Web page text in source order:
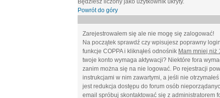
Będziesz liczony jako użytkownik ukryty.
Powrót do góry
Zarejestrowałem się ale nie mogę się zalogować!
Na początek sprawdź czy wpisujesz poprawny
funkcje COPPA i kliknąłeś odnośnik Mam mniej niż
twoje konto wymaga aktywacji? Niektóre fora
zanim można się na nie logować. Po rejestracji
instrukcjami w nim zawartymi, a jeśli nie
jest redukcja dostępu do forum osób
email spróbuj skontaktować się z administratorem